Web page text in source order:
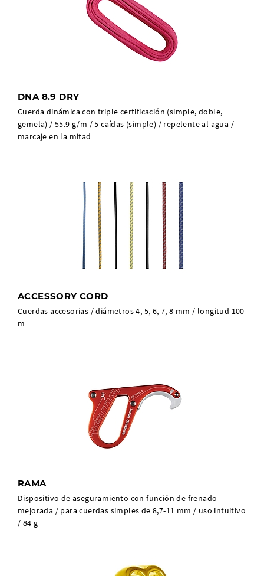
DNA 8.9 DRY
Cuerda dinámica con triple certificación (simple, doble,
gemela) / 55.9 g/m / 5 caídas (simple) / repelente al agua /
marcaje en la mitad
ACCESSORY CORD
Cuerdas accesorias / diámetros 4, 5, 6, 7, 8 mm / longitud 100
m
RAMA
Dispositivo de aseguramiento con función de frenado
mejorada / para cuerdas simples de 8,7-11 mm / uso intuitivo
/ 84 g